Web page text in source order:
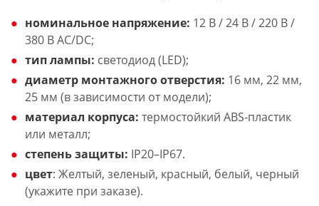
номинальное напряжение: 12 В / 24 В / 220 В /
380 В AC/DC;
тип лампы: светодиод (LED);
диаметр монтажного отверстия: 16 мм, 22 мм,
25 мм (в зависимости от модели);
материал корпуса: термостойкий ABS-пластик
или металл;
степень защиты: IP20–IP67.
цвет: Желтый, зеленый, красный, белый, черный
(укажите при заказе).